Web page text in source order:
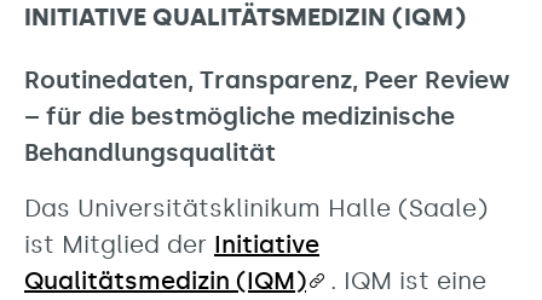
INITIATIVE QUALITÄTSMEDIZIN (IQM)
Routinedaten, Transparenz, Peer Review
– für die bestmögliche medizinische
Behandlungsqualität
Das Universitätsklinikum Halle (Saale)
ist Mitglied der Initiative
Qualitätsmedizin (IQM)
. IQM ist eine